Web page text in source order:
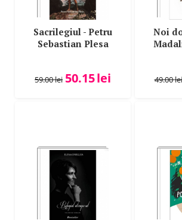
Sacrilegiul - Petru
Sebastian Plesa
59.00lei 50.15lei
Noi
49.00lei